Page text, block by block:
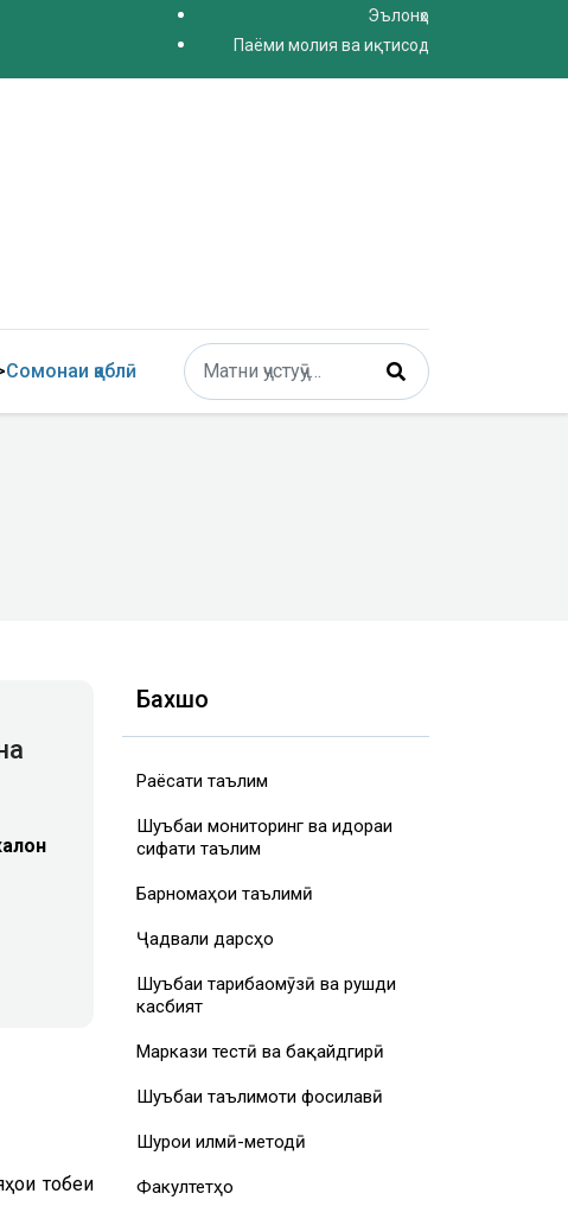
Эълонҳо
Паёми молия ва иқтисод
Сомонаи қаблӣ
Поиск
Type 2 or more characters for results.
тобеи
Бахшҳо
Раёсати таълим
Шуъбаи мониторинг ва идораи
сифати таълим
Барномаҳои таълимӣ
Ҷадвали дарсҳо
Шуъбаи таҷрибаомӯзӣ ва рушди
касбият
Маркази тестӣ ва бақайдгирӣ
Шуъбаи таълимоти фосилавӣ
Шурои илмӣ-методӣ
Факултетҳо